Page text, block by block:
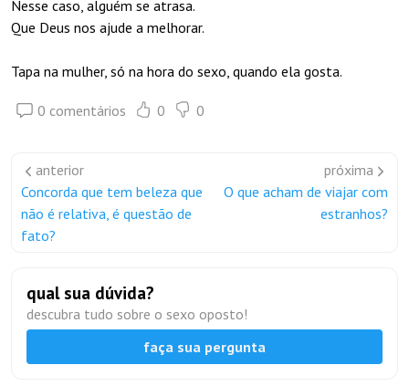
Nesse caso, alguém se atrasa.
Que Deus nos ajude a melhorar.
Tapa na mulher, só na hora do sexo, quando ela gosta.
0 comentários 0 0
anterior
Concorda que tem beleza que
não é relativa, é questão de
fato?
próxima
O que acham de viajar com
estranhos?
qual sua dúvida?
descubra tudo sobre o sexo oposto!
faça sua pergunta